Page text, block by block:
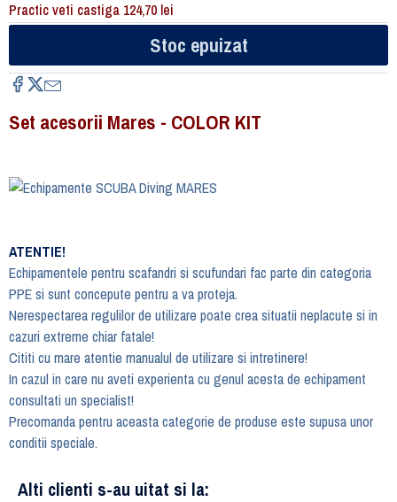
Practic veti castiga 124,70 lei
Stoc epuizat
Set acesorii Mares - COLOR KIT
ATENTIE!
Echipamentele pentru scafandri si scufundari fac parte din categoria
PPE si sunt concepute pentru a va proteja.
Nerespectarea regulilor de utilizare poate crea situatii neplacute si in
cazuri extreme chiar fatale!
Cititi cu mare atentie manualul de utilizare si intretinere!
In cazul in care nu aveti experienta cu genul acesta de echipament
consultati un specialist!
Precomanda pentru aceasta categorie de produse este supusa unor
conditii speciale.
Alti clienti s-au uitat si la: